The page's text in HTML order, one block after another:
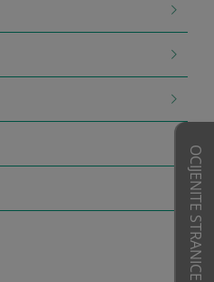
OCIJENITE STRANICE